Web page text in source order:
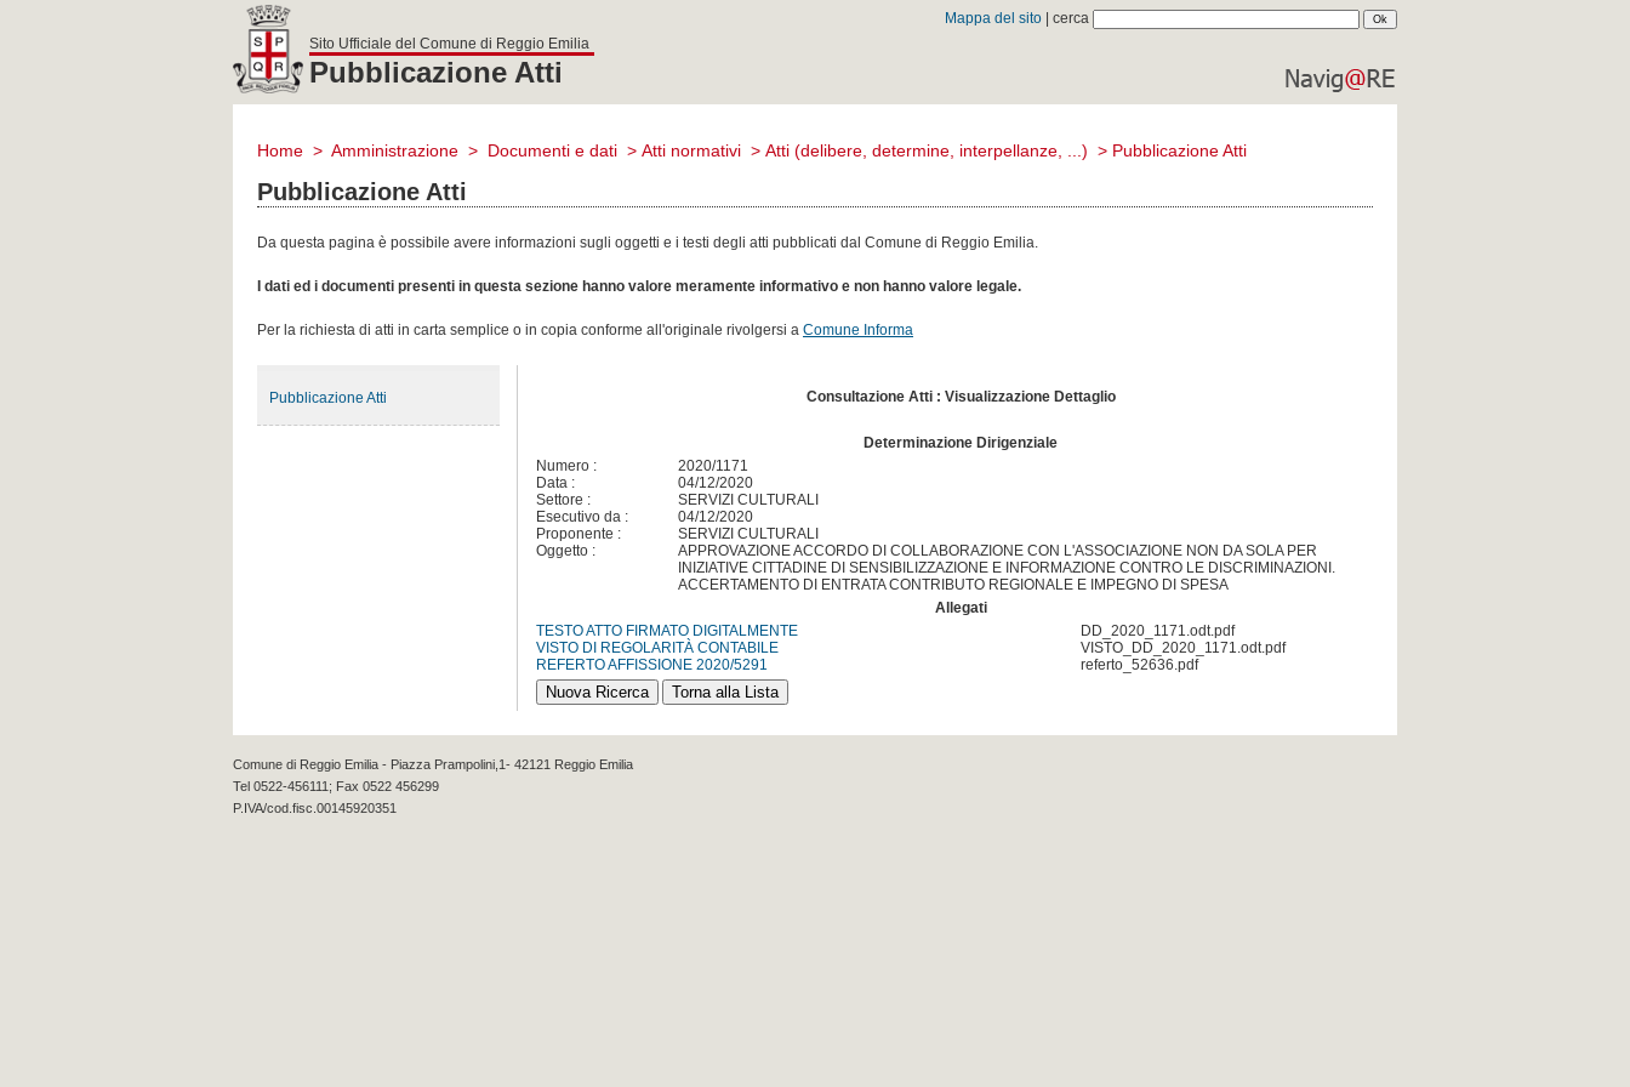
Mappa del sito | cerca
reggio
emilia
comune di
Sito Ufficiale del Comune di Reggio Emilia
Pubblicazione Atti
Home > Amministrazione > Documenti e dati > Atti normativi > Atti (delibere, determine, interpellanze, ...) > Pubblicazione Atti
Pubblicazione Atti
Da questa pagina è possibile avere informazioni sugli oggetti e i testi degli atti pubblicati dal Comune di Reggio Emilia.
I dati ed i documenti presenti in questa sezione hanno valore meramente informativo e non hanno valore legale.
Per la richiesta di atti in carta semplice o in copia conforme all'originale rivolgersi a Comune Informa
Consultazione Atti : Visualizzazione Dettaglio
Determinazione Dirigenziale
Numero :
2020/1171
Data :
04/12/2020
Settore :
SERVIZI CULTURALI
Esecutivo da :
04/12/2020
Proponente :
SERVIZI CULTURALI
Oggetto :
APPROVAZIONE ACCORDO DI COLLABORAZIONE CON L'ASSOCIAZIONE NON DA SOLA PER
INIZIATIVE CITTADINE DI SENSIBILIZZAZIONE E INFORMAZIONE CONTRO LE DISCRIMINAZIONI.
ACCERTAMENTO DI ENTRATA CONTRIBUTO REGIONALE E IMPEGNO DI SPESA
Allegati
TESTO ATTO FIRMATO DIGITALMENTE
DD_2020_1171.odt.pdf
VISTO DI REGOLARITÀ CONTABILE
VISTO_DD_2020_1171.odt.pdf
REFERTO AFFISSIONE 2020/5291
referto_52636.pdf
Pubblicazione Atti
Comune di Reggio Emilia - Piazza Prampolini,1- 42121 Reggio Emilia
Tel 0522-456111; Fax 0522 456299
P.IVA/cod.fisc.00145920351